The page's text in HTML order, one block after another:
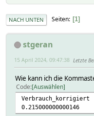
NACH UNTEN Seiten 1
stgeran
15 April 2024, 09:47:38 Letzte
Wie kann ich die
Code Auswählen
Verbrauch_korrigiert
0.215000000000146